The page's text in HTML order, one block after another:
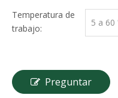
Temperatura de
trabajo:
5 a
Preguntar